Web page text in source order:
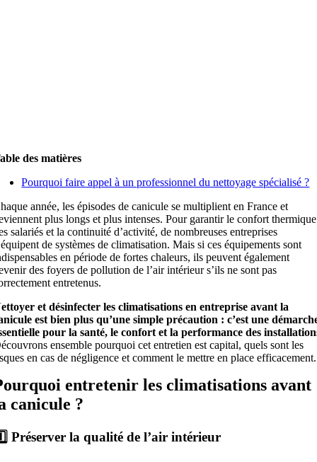
des matières
Pourquoi faire appel à un professionnel du nettoyage spécialisé ?
année, les épisodes de canicule se multiplient en France et
plus longs et plus intenses. Pour garantir le confort thermique
salariés et la continuité d’activité, de nombreuses entreprises
de systèmes de climatisation. Mais si ces équipements sont
en période de fortes chaleurs, ils peuvent également
des foyers de pollution de l’air intérieur s’ils ne sont pas
entretenus.
et désinfecter les climatisations en entreprise avant la
est bien plus qu’une simple précaution : c’est une
pour la santé, le confort et la performance des
ensemble pourquoi cet entretien est capital, quels sont les
en cas de négligence et comment le mettre en place efficacement.
entretenir les climatisations avant
canicule ?
Préserver la qualité de l’air intérieur